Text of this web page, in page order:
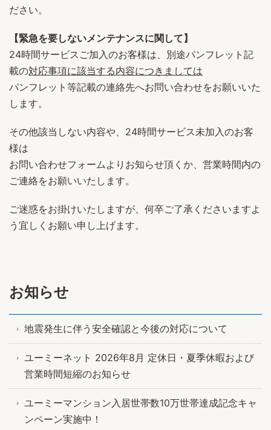
ださい。
【緊急を要しないメンテナンスに関して】
24時間サービスご加入のお客様は、別途パンフレット記
載の対応事項に該当する内容につきましては
パンフレット等記載の連絡先へお問い合わせをお願いいた
します。
その他該当しない内容や、24時間サービス未加入のお客
様は
お問い合わせフォームよりお知らせ頂くか、営業時間内の
ご連絡をお願いいたします。
ご迷惑をお掛けいたしますが、何卒ご了承くださいますよ
う宜しくお願い申し上げます。
お知らせ
地震発生に伴う安全確認と今後の対応について
ユーミーネット 2026年8月 定休日・夏季休暇および
営業時間短縮のお知らせ
ユーミーマンション入居世帯数10万世帯達成記念キャ
ンペーン実施中！